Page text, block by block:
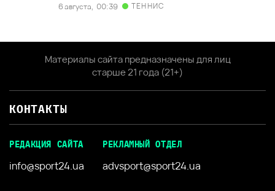
6 августа, 00:39 ТЕННИС
Материалы сайта предназначены для лиц
старше 21 года (21+)
КОНТАКТЫ
РЕДАКЦИЯ САЙТА
info@sport24.ua
РЕКЛАМНЫЙ ОТДЕЛ
advsport@sport24.ua